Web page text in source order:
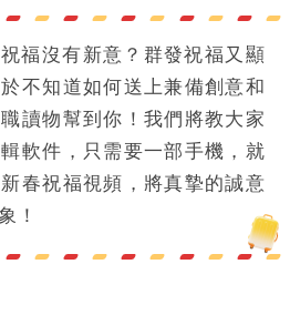
福沒有新意？群發祝福又顯
不知道如何送上兼備創意和
讀物幫到你！我們將教大家
軟件，只需要一部手機，就
春祝福視頻，將真摯的誠意
！